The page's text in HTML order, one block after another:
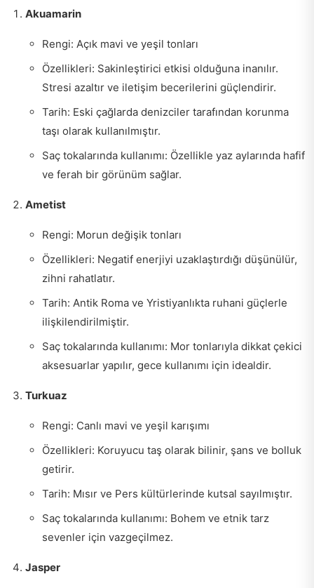
Akuamarin
Rengi: Açık mavi ve yeşil tonları
Özellikleri: Sakinleştirici etkisi olduğuna inanılır.
Stresi azaltır ve iletişim becerilerini güçlendirir.
Tarih: Eski çağlarda denizciler tarafından korunma
taşı olarak kullanılmıştır.
Saç tokalarında kullanımı: Özellikle yaz aylarında hafif
ve ferah bir görünüm sağlar.
Ametist
Rengi: Morun değişik tonları
Özellikleri: Negatif enerjiyi uzaklaştırdığı düşünülür,
zihni rahatlatır.
Tarih: Antik Roma ve Yristiyanlıkta ruhani güçlerle
ilişkilendirilmiştir.
Saç tokalarında kullanımı: Mor tonlarıyla dikkat çekici
aksesuarlar yapılır, gece kullanımı için idealdir.
Turkuaz
Rengi: Canlı mavi ve yeşil karışımı
Özellikleri: Koruyucu taş olarak bilinir, şans ve bolluk
getirir.
Tarih: Mısır ve Pers kültürlerinde kutsal sayılmıştır.
Saç tokalarında kullanımı: Bohem ve etnik tarz
sevenler için vazgeçilmez.
Jasper